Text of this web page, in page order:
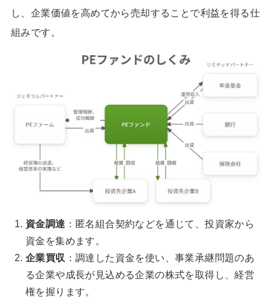
し、企業価値を高めてから売却することで利益を得る仕
組みです。
資金調達 ：匿名組合契約などを通じて、投資家から
資金を集めます。
企業買収 ：調達した資金を使い、事業承継問題のあ
る企業や成長が見込める企業の株式を取得し、経営
権を握ります。